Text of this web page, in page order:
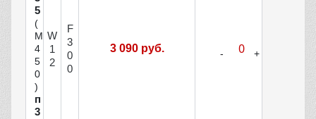
5
(
М
4
5
0
)
п
3
W
1
2
F
3
0
0
3 090 руб.